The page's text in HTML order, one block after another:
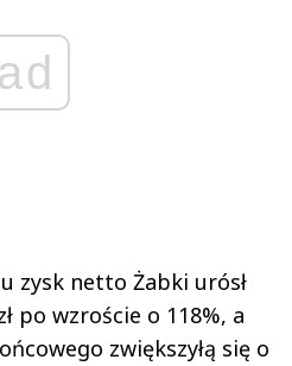
ad
zysk netto Żabki urósł
po wzroście o 118%, a
zwiększyłą się o